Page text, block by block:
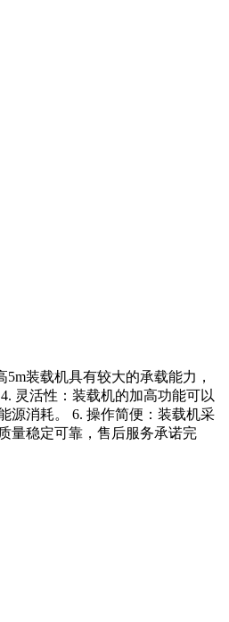
装载机具有较大的承载能力，
灵活性：装载机的加高功能可以
源消耗。 6. 操作简便：装载机采
量稳定可靠，售后服务承诺完